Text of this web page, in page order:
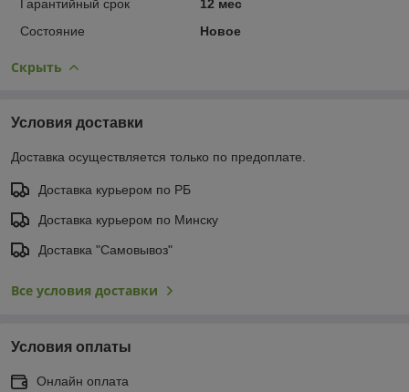
Гарантийный срок
12 мес
Состояние
Новое
Скрыть
Условия доставки
Доставка осуществляется только по предоплате.
Доставка курьером по РБ
Доставка курьером по Минску
Доставка "Самовывоз"
Все условия доставки
Условия оплаты
Онлайн оплата